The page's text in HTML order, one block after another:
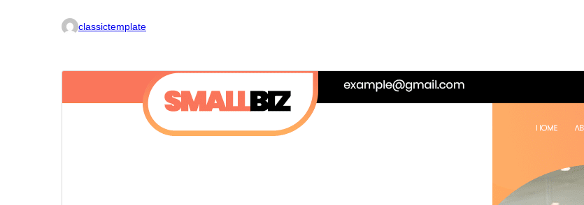
classictemplate